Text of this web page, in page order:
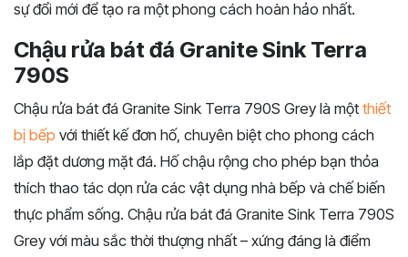
sự đổi mới để tạo ra một phong cách hoàn hảo nhất.
Chậu rửa bát đá Granite Sink Terra
790S
Chậu rửa bát đá Granite Sink Terra 790S Grey là một thiết
bị bếp với thiết kế đơn hố, chuyên biệt cho phong cách
lắp đặt dương mặt đá. Hố chậu rộng cho phép bạn thỏa
thích thao tác dọn rửa các vật dụng nhà bếp và chế biến
thực phẩm sống. Chậu rửa bát đá Granite Sink Terra 790S
Grey với màu sắc thời thượng nhất – xứng đáng là điểm